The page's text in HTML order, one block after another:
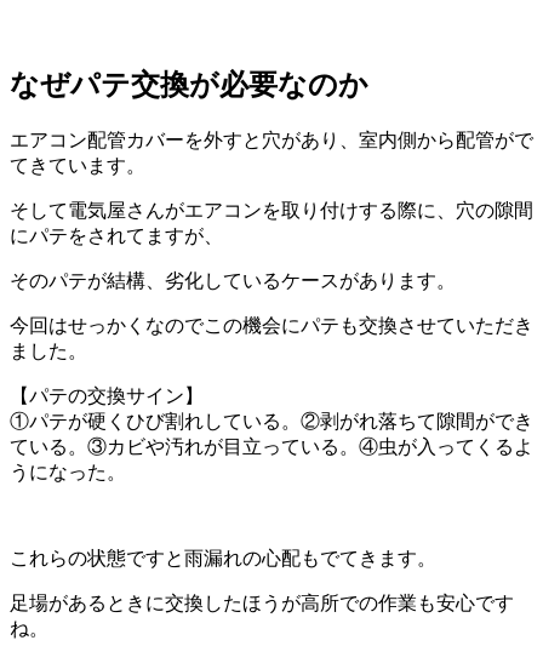
なぜパテ交換が必要なのか
エアコン配管カバーを外すと穴があり、室内側から配管がで
てきています。
そして電気屋さんがエアコンを取り付けする際に、穴の隙間
にパテをされてますが、
そのパテが結構、劣化しているケースがあります。
今回はせっかくなのでこの機会にパテも交換させていただき
ました。
【パテの交換サイン】
①パテが硬くひび割れしている。②剥がれ落ちて隙間ができ
ている。③カビや汚れが目立っている。④虫が入ってくるよ
うになった。
これらの状態ですと雨漏れの心配もでてきます。
足場があるときに交換したほうが高所での作業も安心です
ね。